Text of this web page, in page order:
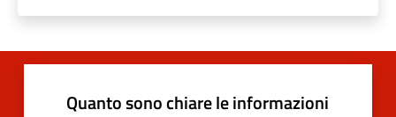
Quanto sono chiare le informazioni